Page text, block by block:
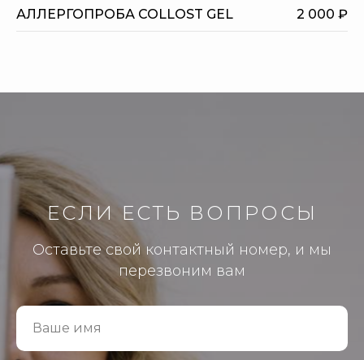
АЛЛЕРГОПРОБА COLLOST GEL 2 000 ₽
ЕСЛИ ЕСТЬ ВОПРОСЫ
Оставьте свой контактный номер, и мы
перезвоним вам
Ваше имя